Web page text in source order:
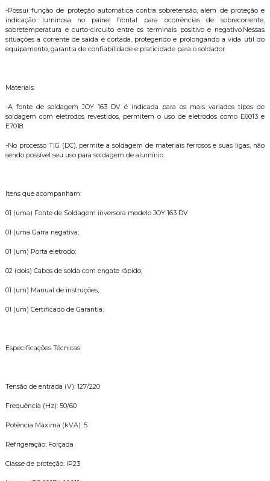
-Possui função de proteção automática contra sobretensão, além de proteção e
indicação luminosa no painel frontal para ocorrências de sobrecorrente,
sobretemperatura e curto-circuito entre os terminais positivo e negativo.Nessas
situações a corrente de saída é cortada, protegendo e prolongando a vida útil do
equipamento, garantia de confiabilidade e praticidade para o soldador.
Materiais:
-A fonte de soldagem JOY 163 DV é indicada para os mais variados tipos de
soldagem com eletrodos revestidos, permitem o uso de eletrodos como E6013 e
E7018.
-No processo TIG (DC), permite a soldagem de materiais ferrosos e suas ligas, não
sendo possível seu uso para soldagem de alumínio.
Itens que acompanham:
01 (uma) Fonte de Soldagem inversora modelo JOY 163 DV
01 (uma Garra negativa;
01 (um) Porta eletrodo;
02 (dois) Cabos de solda com engate rápido;
01 (um) Manual de instruções;
01 (um) Certificado de Garantia;
Especificações Técnicas:
Tensão de entrada (V): 127/220
Frequência (Hz): 50/60
Potência Máxima (kVA): 5
Refrigeração: Forçada
Classe de proteção: IP23